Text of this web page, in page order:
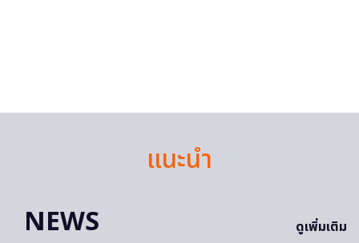
แนะนำ
NEWS
ดูเพิ่มเติม